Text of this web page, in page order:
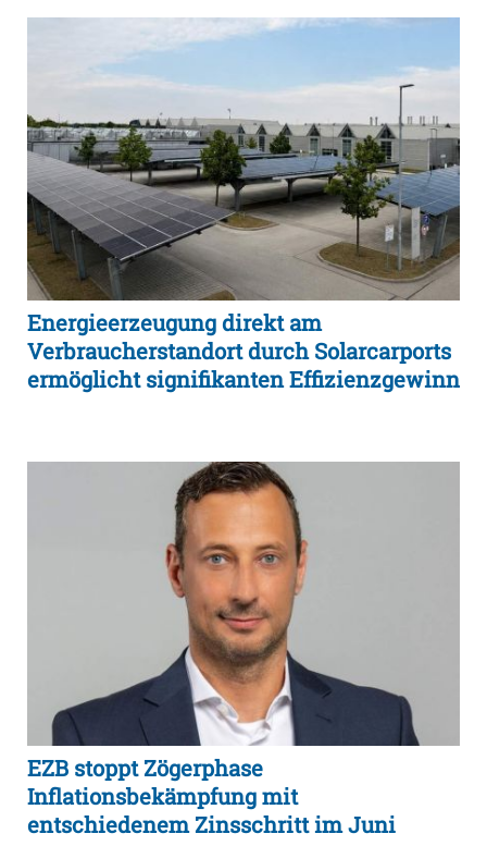
Energieerzeugung direkt am
Verbraucherstandort durch Solarcarports
ermöglicht signifikanten Effizienzgewinn
EZB stoppt Zögerphase
Inflationsbekämpfung mit
entschiedenem Zinsschritt im Juni